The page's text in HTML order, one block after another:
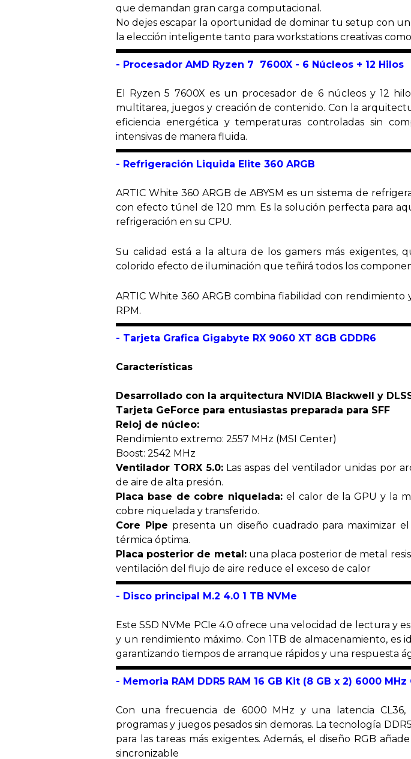
que demandan gran carga computacional.
No dejes escapar la oportunidad de dominar tu setup con
la elección inteligente tanto para workstations creativas
- Procesador AMD Ryzen 7 7600X - 6 Núcleos + 12 Hilos
El Ryzen 5 7600X es un procesador de 6 núcleos y 12
multitarea, juegos y creación de contenido. Con la
eficiencia energética y temperaturas controladas sin
intensivas de manera fluida.
- Refrigeración Liquida Elite 360 ARGB
ARTIC White 360 ARGB de ABYSM es un sistema de
con efecto túnel de 120 mm. Es la solución perfecta para
refrigeración en su CPU.
Su calidad está a la altura de los gamers más exigentes,
colorido efecto de iluminación que teñirá todos los
ARTIC White 360 ARGB combina fiabilidad con
RPM.
- Tarjeta Grafica Gigabyte RX 9060 XT 8GB GDDR6
Características
Desarrollado con la arquitectura NVIDIA Blackwell y
Tarjeta GeForce para entusiastas preparada para SFF
Reloj de núcleo:
Rendimiento extremo: 2557 MHz (MSI Center)
Boost: 2542 MHz
Ventilador TORX 5.0:Las aspas del ventilador unidas por
de aire de alta presión.
Placa base de cobre niquelada: el calor de la GPU y la
cobre niquelada y transferido.
Core Pipe presenta un diseño cuadrado para maximizar
térmica óptima.
Placa posterior de metal:una placa posterior de metal
ventilación del flujo de aire reduce el exceso de calor
- Disco principal M.2 4.0 1 TB NVMe
Este SSD NVMe PCIe 4.0 ofrece una velocidad de lectura y
y un rendimiento máximo. Con 1TB de almacenamiento, es
garantizando tiempos de arranque rápidos y una respuesta
- Memoria RAM DDR5 RAM 16 GB Kit (8 GB x 2) 6000 MHz
Con una frecuencia de 6000 MHz y una latencia
programas y juegos pesados sin demoras. La tecnología
para las tareas más exigentes. Además, el diseño RGB
sincronizable